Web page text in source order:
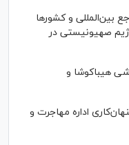
بین‌المللی و کشور‌ها
صهیونیستی در
هیباکوشا و
اداره مهاجرت و